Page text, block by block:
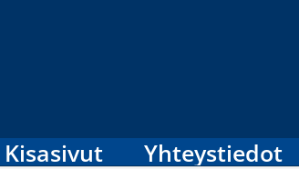
Kisasivut Yhteystiedot